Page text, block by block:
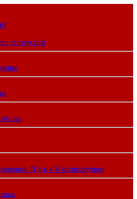
дискуссий
Путь к Благополучию